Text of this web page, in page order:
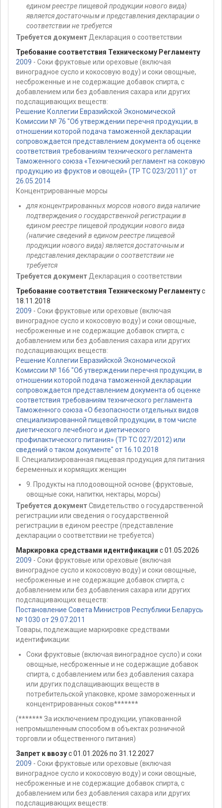
едином реестре пищевой продукции нового вида)
является достаточным и представления декларации о
соответствии не требуется
Требуется документ Декларация о соответствии
Требование соответствия Техническому Регламенту
2009 - Соки фруктовые или ореховые (включая
виноградное сусло и кокосовую воду) и соки овощные,
несброженные и не содержащие добавок спирта, с
добавлением или без добавления сахара или других
подслащивающих веществ:
Решение Коллегии Евразийской Экономической
Комиссии № 76 "Об утверждении перечня продукции, в
отношении которой подача таможенной декларации
сопровождается представлением документа об оценке
соответствия требованиям технического регламента
Таможенного союза «Технический регламент на соковую
продукцию из фруктов и овощей» (ТР ТС 023/2011)" от
26.05.2014
Концентрированные морсы
для концентрированных морсов нового вида наличие
подтверждения о государственной регистрации в
едином реестре пищевой продукции нового вида
(наличие сведений в едином реестре пищевой
продукции нового вида) является достаточным и
представления декларации о соответствии не
требуется
Требуется документ Декларация о соответствии
Требование соответствия Техническому Регламентус
18.11.2018
2009 - Соки фруктовые или ореховые (включая
виноградное сусло и кокосовую воду) и соки овощные,
несброженные и не содержащие добавок спирта, с
добавлением или без добавления сахара или других
подслащивающих веществ:
Решение Коллегии Евразийской Экономической
Комиссии № 166 "Об утверждении перечня продукции, в
отношении которой подача таможенной декларации
сопровождается представлением документа об оценке
соответствия требованиям технического регламента
Таможенного союза «О безопасности отдельных видов
специализированной пищевой продукции, в том числе
диетического лечебного и диетического
профилактического питания» (ТР ТС 027/2012) или
сведений о таком документе" от 16.10.2018
II. Специализированная пищевая продукция для питания
беременных и кормящих женщин
9. Продукты на плодоовощной основе (фруктовые,
овощные соки, напитки, нектары, морсы)
Требуется документСвидетельство о государственной
регистрации или сведения о государственной
регистрации в едином реестре (представление
декларации о соответствии не требуется)
Маркировка средствами идентификации с 01.05.2026
2009 - Соки фруктовые или ореховые (включая
виноградное сусло и кокосовую воду) и соки овощные,
несброженные и не содержащие добавок спирта, с
добавлением или без добавления сахара или других
подслащивающих веществ:
Постановление Совета Министров Республики Беларусь
№ 1030 от 29.07.2011
Товары, подлежащие маркировке средствами
идентификации:
Соки фруктовые (включая виноградное сусло) и соки
овощные, несброженные и не содержащие добавок
спирта, с добавлением или без добавления сахара
или других подслащивающих веществ в
потребительской упаковке, кроме замороженных и
концентрированных соков*******
(******* За исключением продукции, упакованной
непромышленным способом в объектах розничной
торговли и общественного питания)
Запрет к ввозус 01.01.2026 по 31.12.2027
2009 - Соки фруктовые или ореховые (включая
виноградное сусло и кокосовую воду) и соки овощные,
несброженные и не содержащие добавок спирта, с
добавлением или без добавления сахара или других
подслащивающих веществ: